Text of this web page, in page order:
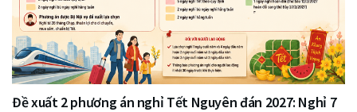
Đề xuất 2 phương án nghỉ Tết Nguyên đán 2027: Nghỉ 7